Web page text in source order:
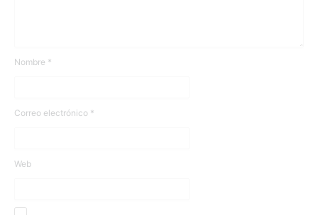
Nombre *
Correo electrónico *
Web